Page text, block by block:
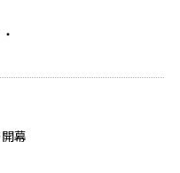
幕